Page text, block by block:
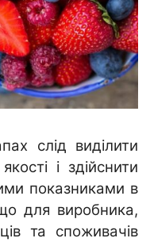
слід виділити
і здійснити
показниками в
для виробника,
та споживачів